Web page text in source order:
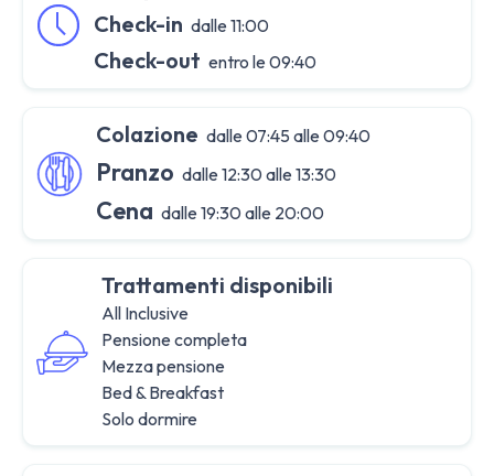
Check-in dalle 11:00
Check-out entro le 09:40
Colazione dalle 07:45 alle 09:40
Pranzo dalle 12:30 alle 13:30
Cena dalle 19:30 alle 20:00
Trattamenti disponibili
All Inclusive
Pensione completa
Mezza pensione
Bed & Breakfast
Solo dormire